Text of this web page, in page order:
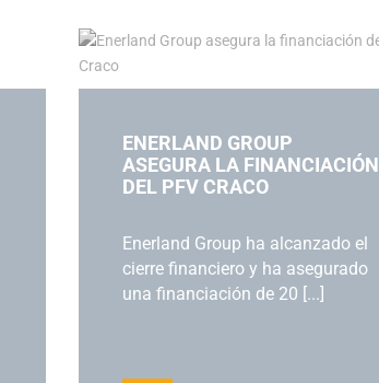
ENERLAND GROUP
ASEGURA LA FINANCIACIÓN
DEL PFV CRACO
Enerland Group ha alcanzado el
cierre financiero y ha asegurado
una financiación de 20 [...]